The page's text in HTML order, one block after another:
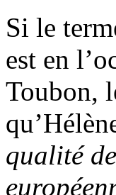
Si le
est en
Toubon,
qualité